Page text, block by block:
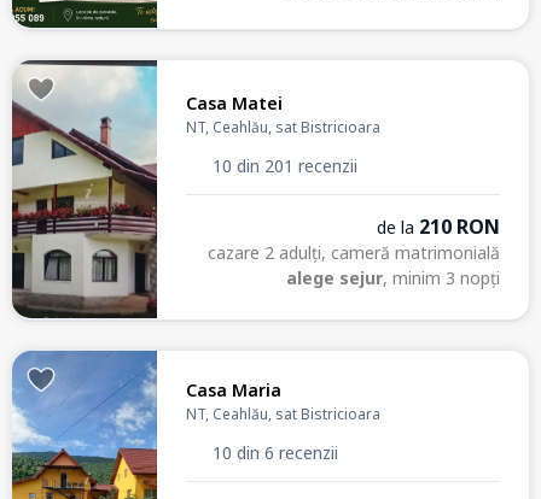
Casa Matei
NT, Ceahlău, sat Bistricioara
10 din 201 recenzii
de la 210 RON
cazare 2 adulți, cameră matrimonială
alege sejur, minim 3 nopți
Casa Maria
NT, Ceahlău, sat Bistricioara
10 din 6 recenzii